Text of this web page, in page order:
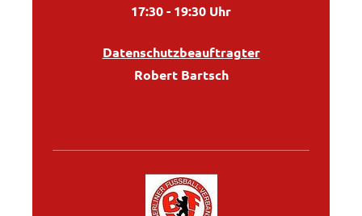
17:30 - 19:30 Uhr
Datenschutzbeauftragter
Robert Bartsch